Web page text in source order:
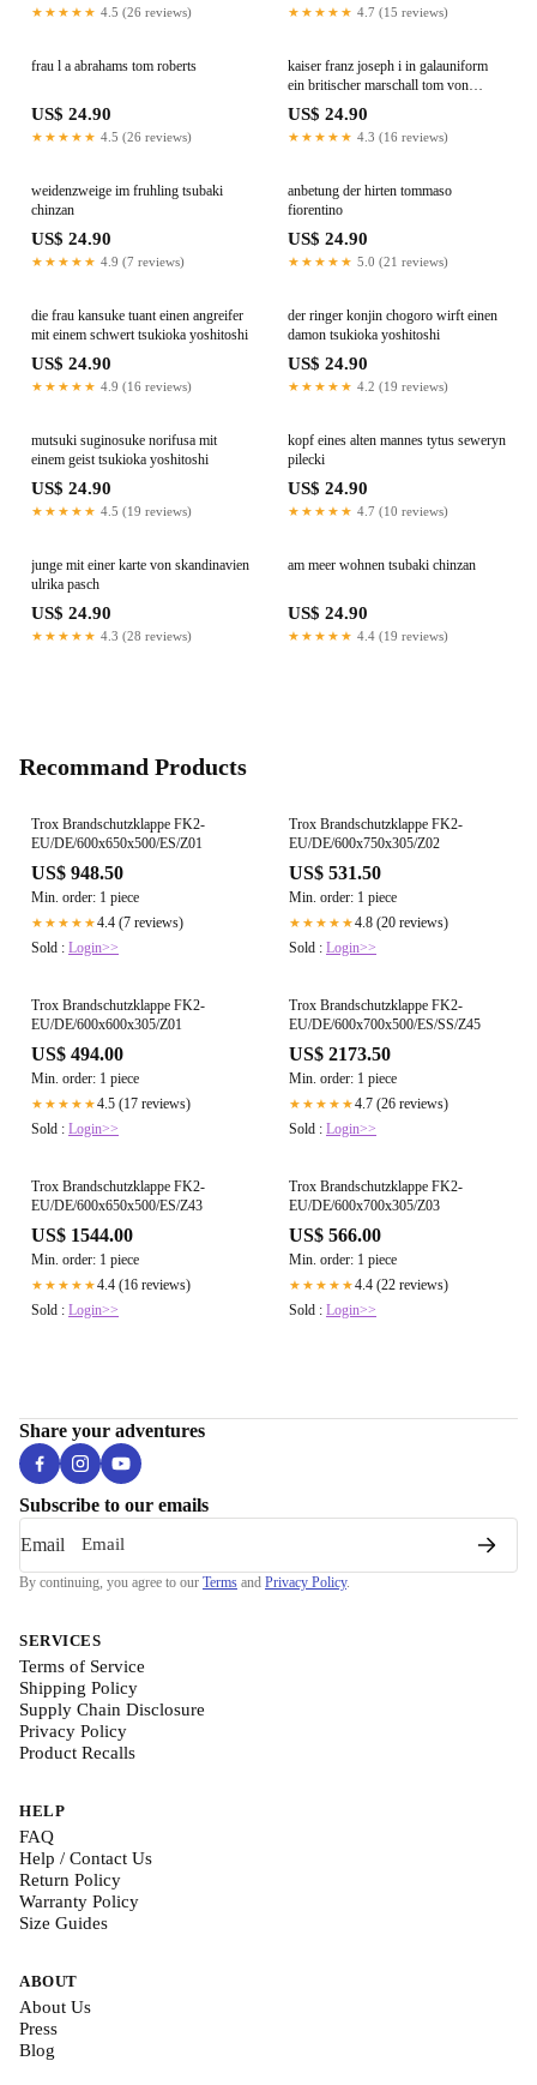
★★★★★ 4.5 (26 reviews) ★★★★★ 4.7 (15 reviews)
frau l a abrahams tom roberts
US$ 24.90
★★★★★ 4.5 (26 reviews)
kaiser franz joseph i in galauniform
ein britischer marschall tom von
dreger
US$ 24.90
★★★★★ 4.3 (16 reviews)
weidenzweige im fruhling tsubaki
chinzan
US$ 24.90
★★★★★ 4.9 (7 reviews)
anbetung der hirten tommaso
fiorentino
US$ 24.90
★★★★★ 5.0 (21 reviews)
die frau kansuke tuant einen angreifer
mit einem schwert tsukioka yoshitoshi
US$ 24.90
★★★★★ 4.9 (16 reviews)
der ringer konjin chogoro wirft einen
damon tsukioka yoshitoshi
US$ 24.90
★★★★★ 4.2 (19 reviews)
mutsuki suginosuke norifusa mit
einem geist tsukioka yoshitoshi
US$ 24.90
★★★★★ 4.5 (19 reviews)
kopf eines alten mannes tytus seweryn
pilecki
US$ 24.90
★★★★★ 4.7 (10 reviews)
junge mit einer karte von skandinavien
ulrika pasch
US$ 24.90
★★★★★ 4.3 (28 reviews)
am meer wohnen tsubaki chinzan
US$ 24.90
★★★★★ 4.4 (19 reviews)
Recommand Products
Trox Brandschutzklappe FK2-
EU/DE/600x650x500/ES/Z01
US$ 948.50
Min. order: 1 piece
★★★★★4.4 (7 reviews)
Sold : Login>>
Trox Brandschutzklappe FK2-
EU/DE/600x750x305/Z02
US$ 531.50
Min. order: 1 piece
★★★★★4.8 (20 reviews)
Sold : Login>>
Trox Brandschutzklappe FK2-
EU/DE/600x600x305/Z01
US$ 494.00
Min. order: 1 piece
★★★★★4.5 (17 reviews)
Sold : Login>>
Trox Brandschutzklappe FK2-
EU/DE/600x700x500/ES/SS/Z45
US$ 2173.50
Min. order: 1 piece
★★★★★4.7 (26 reviews)
Sold : Login>>
Trox Brandschutzklappe FK2-
EU/DE/600x650x500/ES/Z43
US$ 1544.00
Min. order: 1 piece
★★★★★4.4 (16 reviews)
Sold : Login>>
Trox Brandschutzklappe FK2-
EU/DE/600x700x305/Z03
US$ 566.00
Min. order: 1 piece
★★★★★4.4 (22 reviews)
Sold : Login>>
Share your adventures
Subscribe to our emails
Email
By continuing, you agree to our Terms and Privacy Policy.
SERVICES
Terms of Service
Shipping Policy
Supply Chain Disclosure
Privacy Policy
Product Recalls
HELP
FAQ
Help / Contact Us
Return Policy
Warranty Policy
Size Guides
ABOUT
About Us
Press
Blog